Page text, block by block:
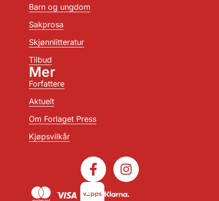
Barn og ungdom
Sakprosa
Skjønnlitteratur
Tilbud
Mer
Forfattere
Aktuelt
Om Forlaget Press
Kjøpsvilkår